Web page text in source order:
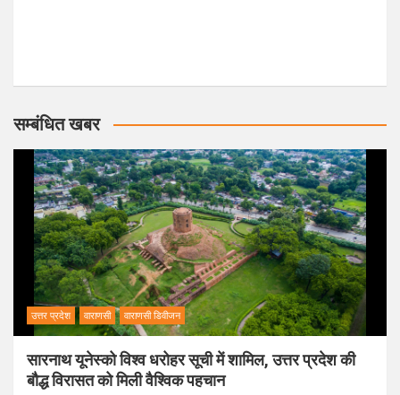
सम्बंधित खबर
उत्तर प्रदेश वाराणसी वाराणसी डिवीजन
सारनाथ यूनेस्को विश्व धरोहर सूची में शामिल, उत्तर प्रदेश की
बौद्ध विरासत को मिली वैश्विक पहचान